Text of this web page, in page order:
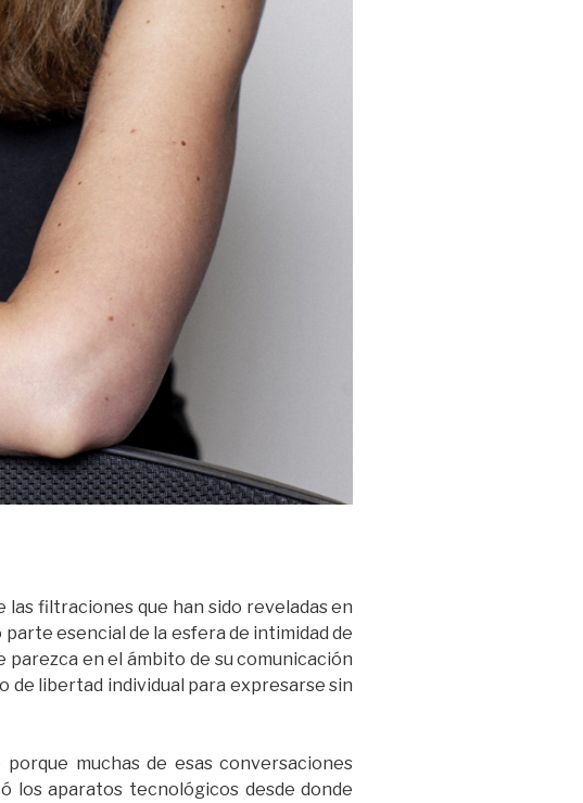
las filtraciones que han sido reveladas en
esencial de la esfera de intimidad de
parezca en el ámbito de su comunicación
de libertad individual para expresarse sin
muchas de esas conversaciones
los aparatos tecnológicos desde donde